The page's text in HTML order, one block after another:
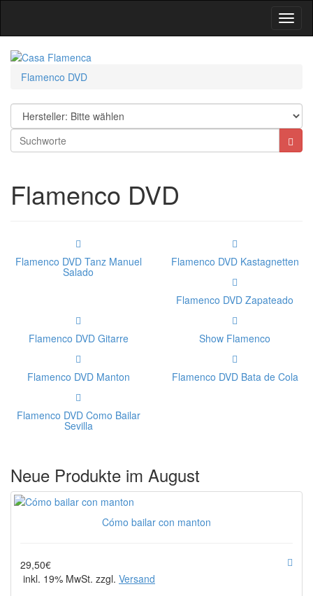
Flamenco DVD
Flamenco DVD
Flamenco DVD Tanz Manuel
Salado
Flamenco DVD Kastagnetten
Flamenco DVD Zapateado
Flamenco DVD Gitarre Show Flamenco
Flamenco DVD Manton Flamenco DVD Bata de Cola
Flamenco DVD Como Bailar
Sevilla
Neue Produkte im August
Cómo bailar con manton
29,50€
inkl. 19% MwSt. zzgl. Versand